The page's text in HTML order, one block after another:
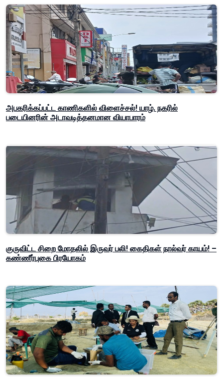
அபகரிக்கப்பட்ட காணிகளில் விளைச்சல்! யாழ். நகரில்
படையினரின் அடாவடித்தனமான வியாபாரம்
குருவிட்ட சிறை மோதலில் இருவர் பலி! கைதிகள் நால்வர் காயம்! –
கண்ணீர்புகை பிரயோகம்